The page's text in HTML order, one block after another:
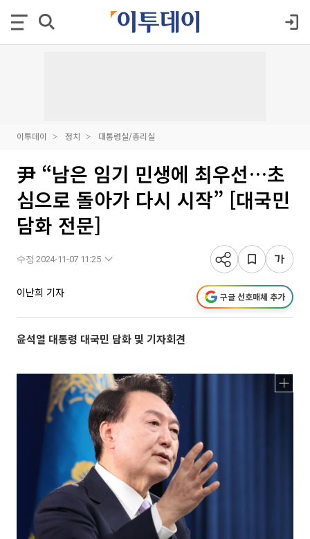
이투데이 정치 대통령실/총리실
尹 “남은 임기 민생에 최우선…초
심으로 돌아가 다시 시작” [대국민
담화 전문]
수정 2024-11-07 11:25
이난희 기자 구글 선호매체 추가
윤석열 대통령 대국민 담화 및 기자회견